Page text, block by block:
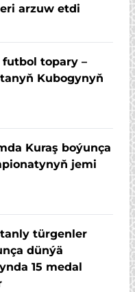
arzuw etdi
futbol topary –
Kubogynyň
Kuraş boýunça
jemi
türgenler
dünýä
15 medal